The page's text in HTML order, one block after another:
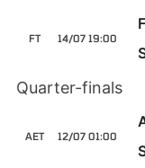
14/07 19:00
FT
Quarter-finals
12/07 01:00
AET